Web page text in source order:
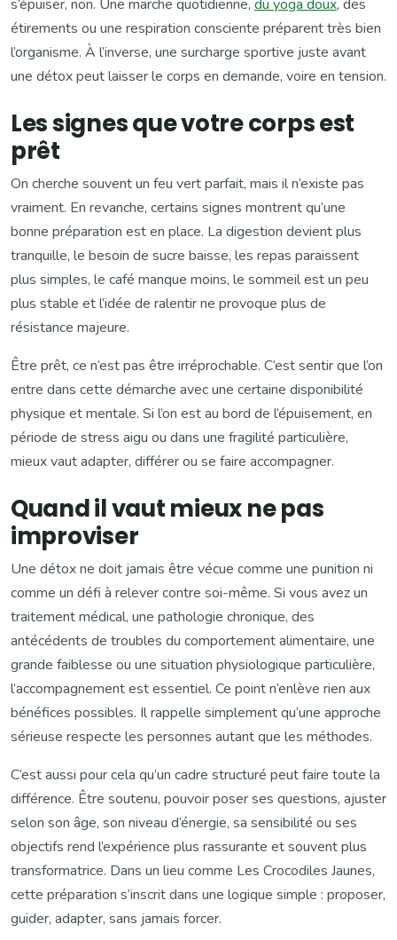
s’épuiser, non. Une marche quotidienne, du yoga doux, des
étirements ou une respiration consciente préparent très bien
l’organisme. À l’inverse, une surcharge sportive juste avant
une détox peut laisser le corps en demande, voire en tension.
Les signes que votre corps est
prêt
On cherche souvent un feu vert parfait, mais il n’existe pas
vraiment. En revanche, certains signes montrent qu’une
bonne préparation est en place. La digestion devient plus
tranquille, le besoin de sucre baisse, les repas paraissent
plus simples, le café manque moins, le sommeil est un peu
plus stable et l’idée de ralentir ne provoque plus de
résistance majeure.
Être prêt, ce n’est pas être irréprochable. C’est sentir que l’on
entre dans cette démarche avec une certaine disponibilité
physique et mentale. Si l’on est au bord de l’épuisement, en
période de stress aigu ou dans une fragilité particulière,
mieux vaut adapter, différer ou se faire accompagner.
Quand il vaut mieux ne pas
improviser
Une détox ne doit jamais être vécue comme une punition ni
comme un défi à relever contre soi-même. Si vous avez un
traitement médical, une pathologie chronique, des
antécédents de troubles du comportement alimentaire, une
grande faiblesse ou une situation physiologique particulière,
l’accompagnement est essentiel. Ce point n’enlève rien aux
bénéfices possibles. Il rappelle simplement qu’une approche
sérieuse respecte les personnes autant que les méthodes.
C’est aussi pour cela qu’un cadre structuré peut faire toute la
différence. Être soutenu, pouvoir poser ses questions, ajuster
selon son âge, son niveau d’énergie, sa sensibilité ou ses
objectifs rend l’expérience plus rassurante et souvent plus
transformatrice. Dans un lieu comme Les Crocodiles Jaunes,
cette préparation s’inscrit dans une logique simple : proposer,
guider, adapter, sans jamais forcer.